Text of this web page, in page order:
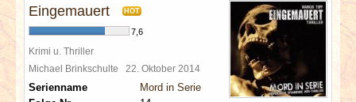
Eingemauert HOT
7,6
Krimi u. Thriller
Michael Brinkschulte 22. Oktober 2014
Serienname
Mord in Serie